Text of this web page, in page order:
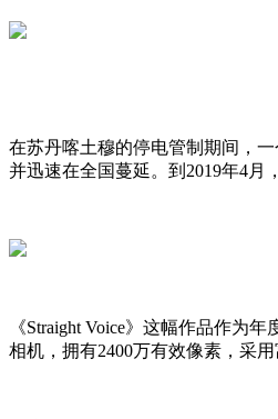
在苏丹喀土穆的停电管制期间，
并迅速在全国蔓延。到2019年4月
《Straight Voice》这幅作品作为
相机，拥有2400万有效像素，采